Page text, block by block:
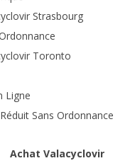
Strasbourg
Toronto
Ligne
Sans Ordonnance
Achat Valacyclovir